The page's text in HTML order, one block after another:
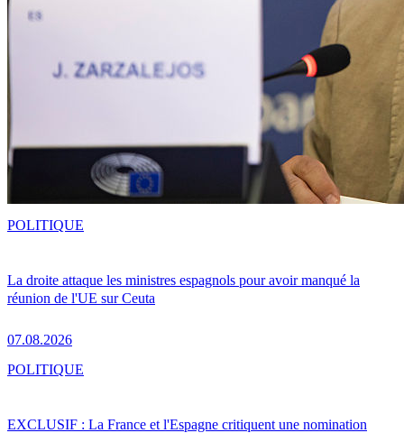
La droite attaque les ministres espagnols pour avoir manqué la
réunion de l'UE sur Ceuta
07.08.2026
POLITIQUE
EXCLUSIF : La France et l'Espagne critiquent une nomination
POLITIQUE